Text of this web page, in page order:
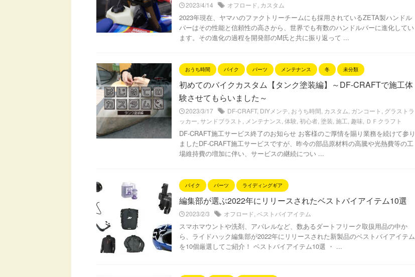
2023/4/14 オフロード カスタム
2023年現在、ヤマハのファクトリーチームにも採用されているZETA製ハンドル
バーはその性能と信頼性の高さから、世界でも有数のハンドルバーに進化してい
ます。その進化の過程を開発部のM氏と共に振り返って ...
おうち時間 バイク パーツ メンテナンス 冬 未分類
初めてのバイクカスタム【タンク塗装編】～DF-CRAFTで施工体
験させてもらいました～
2023/3/17 DF-CRAFT, DIYメンテ おうち時間 カスタム ガンコート グラストラ
ッカー サンドブラスト メンテナンス 体験 初心者 塗装 施工 趣味 ＤＦクラフト
DF-CRAFT施工サービス終了のお知らせ お客様のご厚情を賜り業務を続けて参り
ましたDF-CRAFT施工サービスですが、昨今の部品原材料の高騰や光熱費等の工
場維持費の増加に伴い、サービスの継続につい ...
バイク パーツ ライディングギア
編集部が選ぶ2022年にリリースされたベストバイアイテム10選
2023/2/3 オフロード ベストバイアイテム
スマホマウントや洗剤、アパレルなど、数あるダートフリーク取扱用品の中か
ら、ライドハック編集部が2022年にリリースされた新製品のベストバイアイテム
を10個厳選してご紹介！ ベストバイアイテム10選 ・ ...